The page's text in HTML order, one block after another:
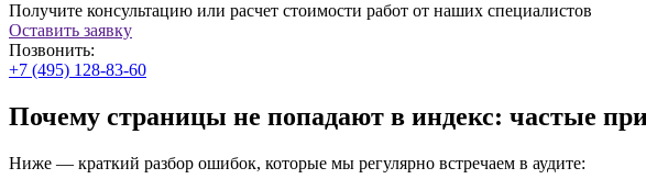
Получите консультацию или расчет стоимости работ от наших специалистов
Оставить заявку
Позвонить:
+7 (495) 128-83-60
Почему страницы не попадают в индекс: частые
Ниже — краткий разбор ошибок, которые мы регулярно встречаем в аудите: